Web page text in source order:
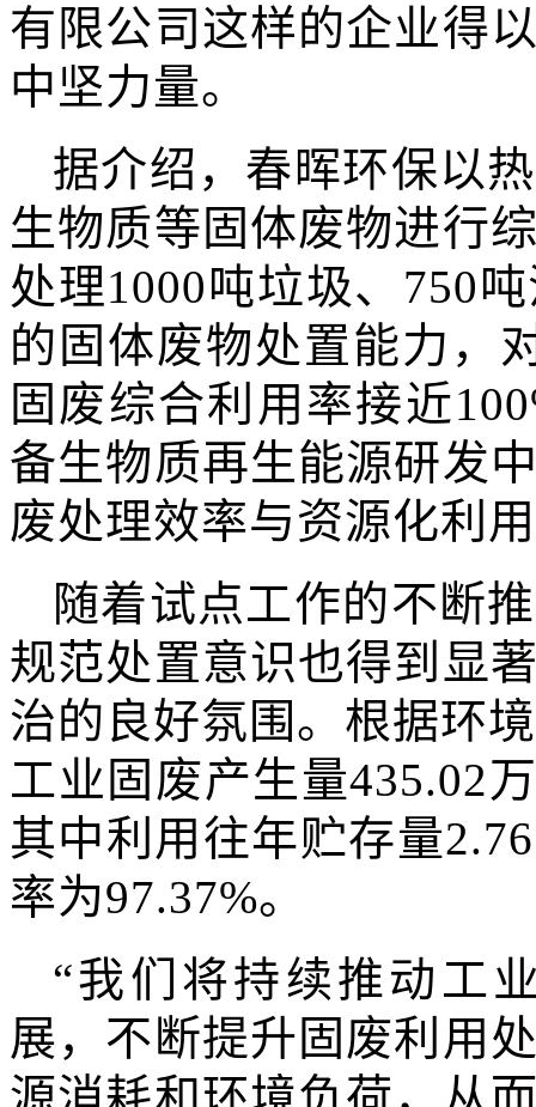
有限公司这样的企业得
中坚力量。
据介绍，春晖环保以
生物质等固体废物进行
处理1000吨垃圾、750
的固体废物处置能力，
固废综合利用率接近
备生物质再生能源研发
废处理效率与资源化利
随着试点工作的不断
规范处置意识也得到显
治的良好氛围。根据环
工业固废产生量435.02
其中利用往年贮存量
率为97.37%。
“我们将持续推动工
展，不断提升固废利用
源消耗和环境负荷，从